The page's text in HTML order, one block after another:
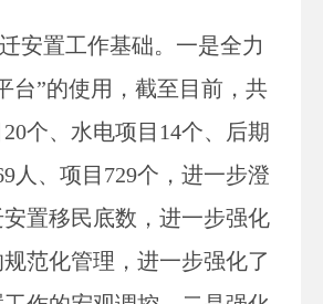
安置工作基础。一是全力
台”的使用，截至目前，共
20个、水电项目14个、后期
人、项目729个，进一步澄
置移民底数，进一步强化
范化管理，进一步强化了